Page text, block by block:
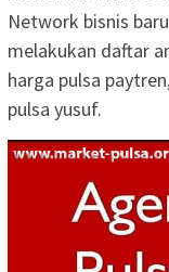
Network bisnis
melakukan daftar
harga pulsa
pulsa yusuf.